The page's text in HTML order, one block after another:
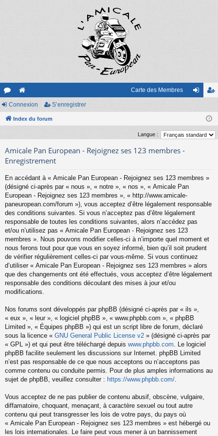
or
u
s
e
sit
Carte des Membres
xi
nr
eg
Connexion S’enregistrer
Index du forum
Langue :
Amicale Pan European - Rejoignez ses 123 membres -
Enregistrement
En accédant à « Amicale Pan European - Rejoignez ses 123 membres »
(désigné ci-après par « nous », « notre », « nos », « Amicale Pan
European - Rejoignez ses 123 membres », « http://www.amicale-
paneuropean.com/forum »), vous acceptez d’être légalement responsable
des conditions suivantes. Si vous n’acceptez pas d’être légalement
responsable de toutes les conditions suivantes, alors n’accédez pas
et/ou n’utilisez pas « Amicale Pan European - Rejoignez ses 123
membres ». Nous pouvons modifier celles-ci à n’importe quel moment et
nous ferons tout pour que vous en soyez informé, bien qu’il soit prudent
de vérifier régulièrement celles-ci par vous-même. Si vous continuez
d’utiliser « Amicale Pan European - Rejoignez ses 123 membres » alors
que des changements ont été effectués, vous acceptez d’être légalement
responsable des conditions découlant des mises à jour et/ou
modifications.
Nos forums sont développés par phpBB (désigné ci-après par « ils »,
« eux », « leur », « logiciel phpBB », « www.phpbb.com », « phpBB
Limited », « Équipes phpBB ») qui est un script libre de forum, déclaré
sous la licence « GNU General Public License v2 » (désigné ci-après par
« GPL ») et qui peut être téléchargé depuis www.phpbb.com . Le logiciel
phpBB facilite seulement les discussions sur Internet. phpBB Limited
n’est pas responsable de ce que nous acceptons ou n’acceptons pas
comme contenu ou conduite permis. Pour de plus amples informations au
sujet de phpBB, veuillez consulter : https://www.phpbb.com/
Vous acceptez de ne pas publier de contenu abusif, obscène, vulgaire,
diffamatoire, choquant, menaçant, à caractère sexuel ou tout autre
contenu qui peut transgresser les lois de votre pays, du pays où
« Amicale Pan European - Rejoignez ses 123 membres » est hébergé ou
les lois internationales. Le faire peut vous mener à un bannissement